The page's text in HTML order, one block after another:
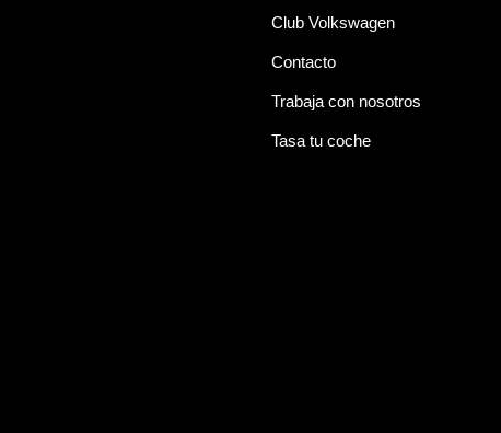
Club Volkswagen
Contacto
Trabaja con nosotros
Tasa tu coche